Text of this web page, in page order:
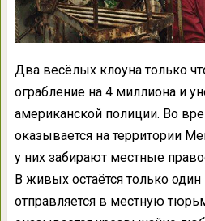
Два весёлых клоуна только
ограбление на 4 миллиона и
американской полиции. Во
оказывается на территории
у них забирают местные
В живых остаётся только
отправляется в местную